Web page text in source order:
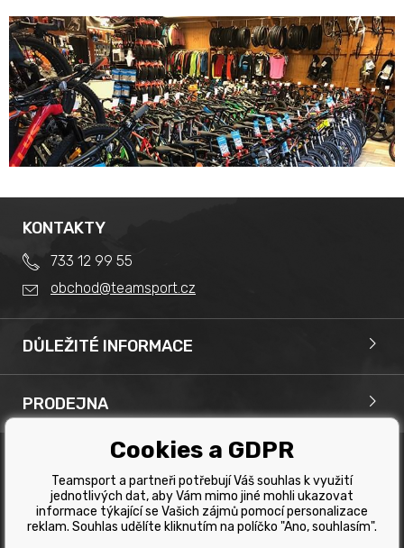
DŮLEŽITÉ INFORMACE
Reklamace
Tabulka velikostí kol
Tabulka velikosti bot
Tabulka velikostí oblečení
Kontakt
Výběr správného kola
PRODEJNA
Team Sport - Tomáš Binar
Dlouhá 1228/44C
Havířov
KONTAKTY
733 12 99 55
obchod@teamsport.cz
Copyright © 2019 Team Sport Havířov. Všechna pravá
vyhrazena.
Internetové obchodyawww stránky: BINARGON.cz
Cookies a GDPR
Teamsport a partneři potřebují Váš souhlas k využití
jednotlivých dat, aby Vám mimo jiné mohli ukazovat
informace týkající se Vašich zájmů pomocí personalizace
reklam. Souhlas udělíte kliknutím na políčko "Ano, souhlasím".